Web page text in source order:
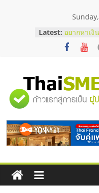
Latest: บริษัท
วิธีเลือกผู้
โจทย์ธุรกิจ
สัมมนาออ
บริการน้ำ
สัมมนาลง
ไชส์ ครั้งที่
ร้านเครื่อ
โซลูชันระ
"ศูนย์
รวม
ข้อมูล
ธุรกิจ